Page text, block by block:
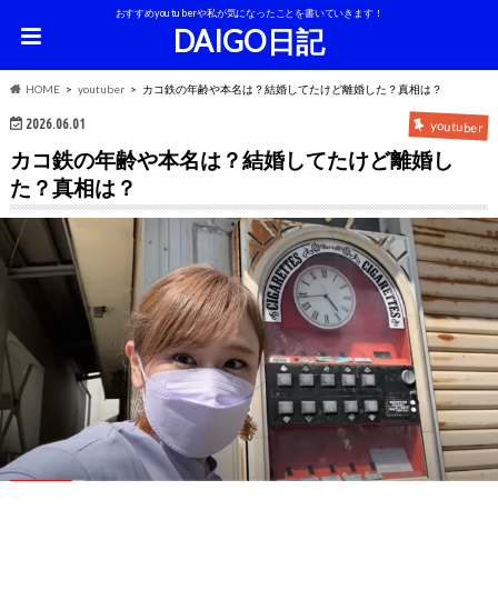
おすすめyoutuberや私が気になったことを書いていきます！
DAIGO日記
HOME youtuber カコ鉄の年齢や本名は？結婚してたけど離婚した？真相は？
2026.06.01 youtuber
カコ鉄の年齢や本名は？結婚してたけど離婚し
た？真相は？